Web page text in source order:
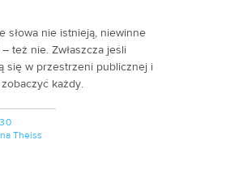
słowa nie istnieją, niewinne
też nie. Zwłaszcza jeśli
się w przestrzeni publicznej i
każdy.
Theiss